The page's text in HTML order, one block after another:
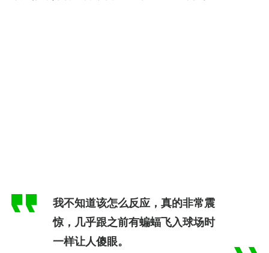
我不知道该怎么反应，真的非常震
惊，几乎跟之前有蝙蝠飞入球场时
一样让人傻眼。